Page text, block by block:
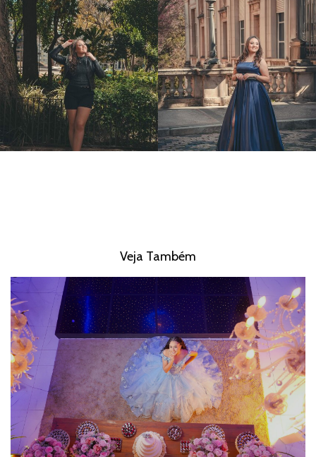
Veja Também